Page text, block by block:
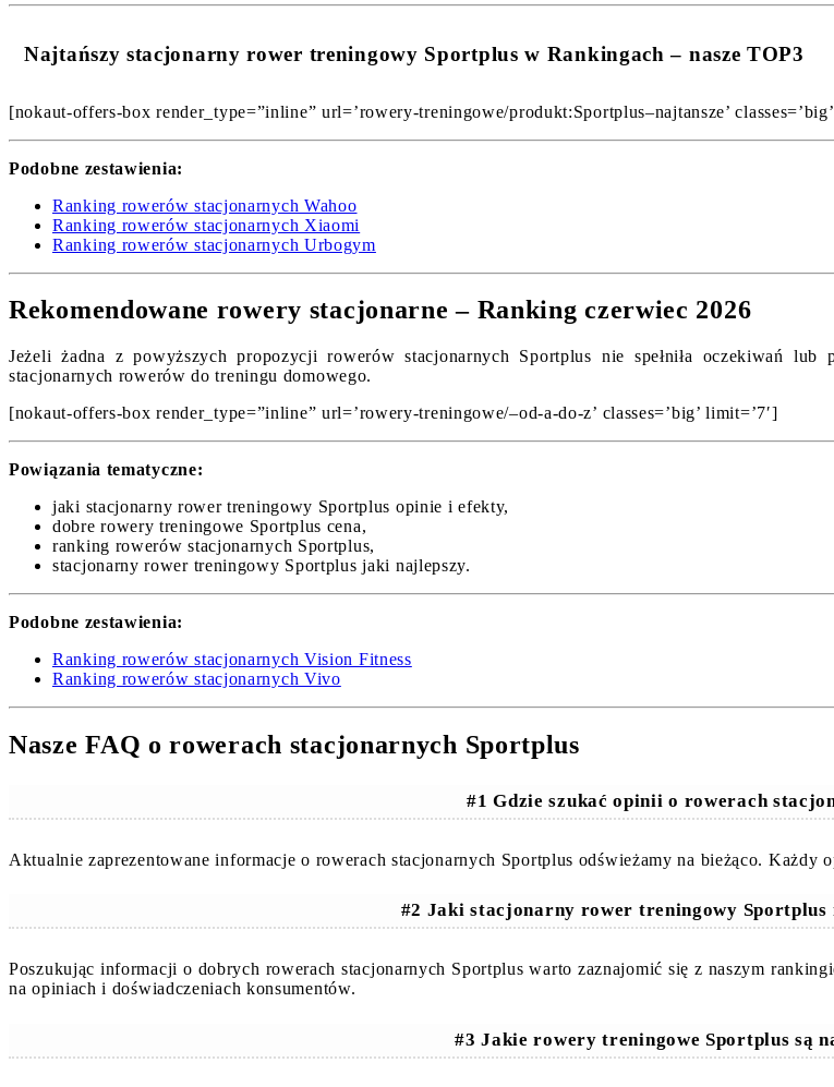
Najtańszy stacjonarny rower treningowy Sportplus w Rankingach – nasze TOP3
[nokaut-offers-box render_type=”inline” url=’rowery-treningowe/produkt:Sportplus–najtansze’
Podobne zestawienia:
Ranking rowerów stacjonarnych Wahoo
Ranking rowerów stacjonarnych Xiaomi
Ranking rowerów stacjonarnych Urbogym
Rekomendowane rowery stacjonarne – Ranking czerwiec 2026
Jeżeli żadna z powyższych propozycji rowerów stacjonarnych Sportplus nie spełniła oczekiwań
stacjonarnych rowerów do treningu domowego.
[nokaut-offers-box render_type=”inline” url=’rowery-treningowe/–od-a-do-z’ classes=’big’ limit=’7′]
Powiązania tematyczne:
jaki stacjonarny rower treningowy Sportplus opinie i efekty,
dobre rowery treningowe Sportplus cena,
ranking rowerów stacjonarnych Sportplus,
stacjonarny rower treningowy Sportplus jaki najlepszy.
Podobne zestawienia:
Ranking rowerów stacjonarnych Vision Fitness
Ranking rowerów stacjonarnych Vivo
Nasze FAQ o rowerach stacjonarnych Sportplus
#1 Gdzie szukać opinii o rowerach
Aktualnie zaprezentowane informacje o rowerach stacjonarnych Sportplus odświeżamy na bieżąco.
#2 Jaki stacjonarny rower treningowy
Poszukując informacji o dobrych rowerach stacjonarnych Sportplus warto zaznajomić się z naszym
na opiniach i doświadczeniach konsumentów.
#3 Jakie rowery treningowe Sportplus są